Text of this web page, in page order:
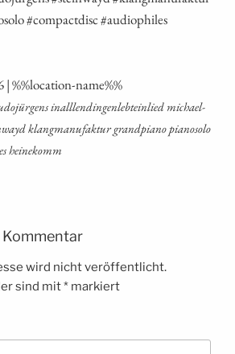
%%loca­ti­on-name%%
inall­len­din­gen­leb­tein­lied michael­
klang­ma­nu­fak­tur grand­pia­no pia­no­so­lo
heinekomm
Kommentar
wird nicht veröffentlicht.
sind mit* markiert